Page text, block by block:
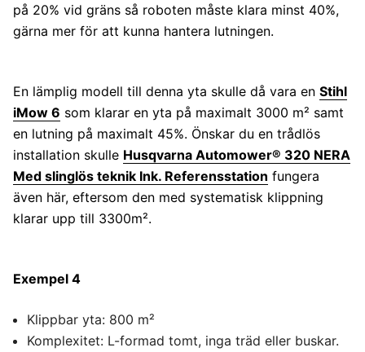
på 20% vid gräns så roboten måste klara minst 40%,
gärna mer för att kunna hantera lutningen.
En lämplig modell till denna yta skulle då vara en Stihl
iMow 6 som klarar en yta på maximalt 3000 m² samt
en lutning på maximalt 45%. Önskar du en trådlös
installation skulle Husqvarna Automower® 320 NERA
Med slinglös teknik Ink. Referensstation fungera
även här, eftersom den med systematisk klippning
klarar upp till 3300m².
Exempel 4
Klippbar yta: 800 m²
Komplexitet: L-formad tomt, inga träd eller buskar.